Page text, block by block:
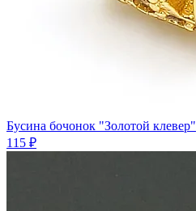
Бусина бочонок "Золотой клевер"
115 ₽